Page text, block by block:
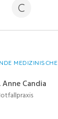
C
MEDIZINISCHE
Candia